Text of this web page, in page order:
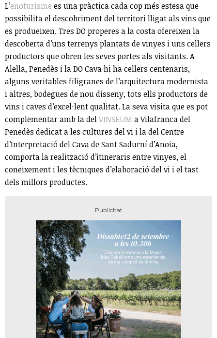
L’enoturisme es una pràctica cada cop més estesa que
possibilita el descobriment del territori lligat als vins que
es produeixen. Tres DO properes a la costa ofereixen la
descoberta d’uns terrenys plantats de vinyes i uns cellers
productors que obren les seves portes als visitants. A
Alella, Penedès i la DO Cava hi ha cellers centenaris,
alguns veritables filigranes de l’arquitectura modernista
i altres, bodegues de nou disseny, tots ells productors de
vins i caves d’excel·lent qualitat. La seva visita que es pot
complementar amb la delVINSEUM a Vilafranca del
Penedès dedicat a les cultures del vi i la del Centre
d’Interpretació del Cava de Sant Sadurní d’Anoia,
comporta la realització d’itineraris entre vinyes, el
coneixement i les tècniques d’elaboració del vi i el tast
dels millors productes.